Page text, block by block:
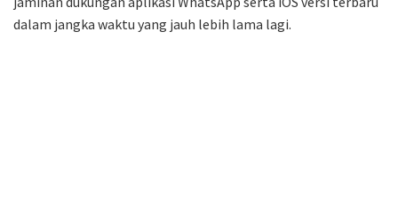
dalam jangka waktu yang jauh lebih lama lagi.